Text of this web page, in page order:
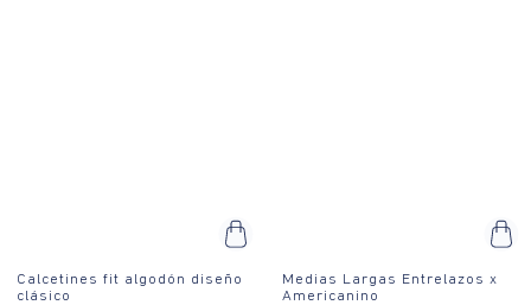
Calcetines fit algodón diseño
clásico
Medias Largas Entrelazos x
Americanino